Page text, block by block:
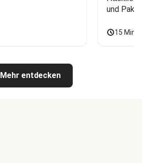
und Pak
15
Mehr entdecken